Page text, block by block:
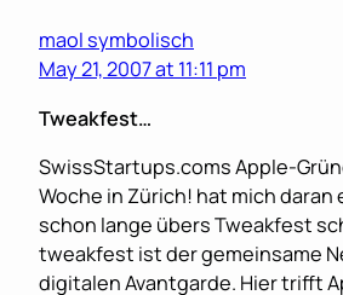
maol symbolisch
May 21, 2007 at 11:11 pm
Tweakfest…
SwissStartups.coms Apple-
Woche in Zürich! hat mich daran
schon lange übers Tweakfest
tweakfest ist der gemeinsame
digitalen Avantgarde. Hier trifft